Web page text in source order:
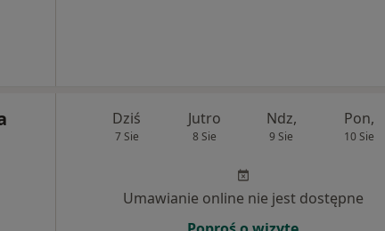
Dziś
7 Sie
Jutro
8 Sie
Ndz,
9 Sie
Pon,
10 Sie
Umawianie online nie jest dostępne